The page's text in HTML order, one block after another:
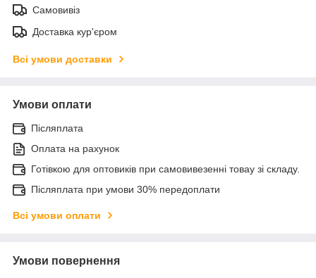
Самовивіз
Доставка кур'єром
Всі умови доставки
Умови оплати
Післяплата
Оплата на рахунок
Готівкою для оптовиків при самовивезенні товау зі складу.
Післяплата при умови 30% передоплати
Всі умови оплати
Умови повернення